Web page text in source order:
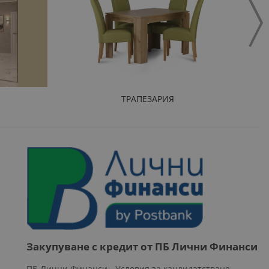
ТРАПЕЗАРИЯ
Закупуване с кредит от ПБ Лични Финанси